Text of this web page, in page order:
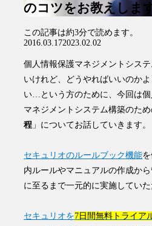
のコツをお教えしま
この記事は約3分で読めます。
2016.03.172023.02.02
個人情報保護マネジメントシス
いけれど、どうやればいいのか
い…という方のために、今回は個
マネジメントシステム構築のため
程 」についてお話していきます。
セキュリオのルールブック機能
内ルールやマニュアルの作成か
に至るまで一元的に実施していた
セキュリオを7日間無料トライア